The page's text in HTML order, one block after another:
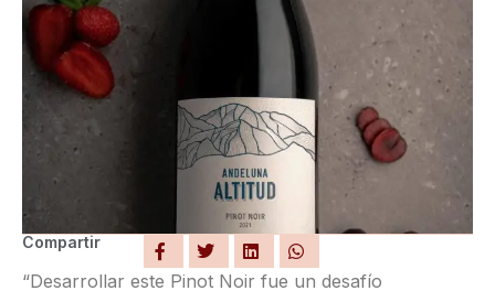
Compartir
“Desarrollar este Pinot Noir fue un desafío